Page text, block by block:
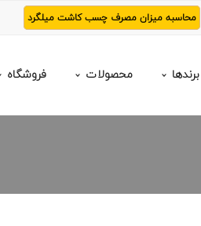
محاسبه میزان مصرف چسب کاشت میلگرد
برندها محصولات فروشگاه